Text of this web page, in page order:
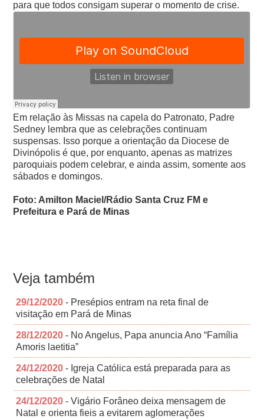
para que todos consigam superar o momento de crise.
Em relação às Missas na capela do Patronato, Padre
Sedney lembra que as celebrações continuam
suspensas. Isso porque a orientação da Diocese de
Divinópolis é que, por enquanto, apenas as matrizes
paroquiais podem celebrar, e ainda assim, somente aos
sábados e domingos.
Foto: Amilton Maciel/Rádio Santa Cruz FM e
Prefeitura e Pará de Minas
Veja também
29/12/2020 - Presépios entram na reta final de
visitação em Pará de Minas
28/12/2020 - No Angelus, Papa anuncia Ano “Família
Amoris laetitia”
24/12/2020 - Igreja Católica está preparada para as
celebrações de Natal
24/12/2020 - Vigário Forâneo deixa mensagem de
Natal e orienta fieis a evitarem aglomerações